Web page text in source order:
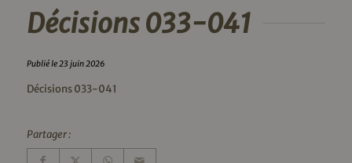
Décisions 033-041
Publié le 23 juin 2026
Décisions 033-041
Partager :